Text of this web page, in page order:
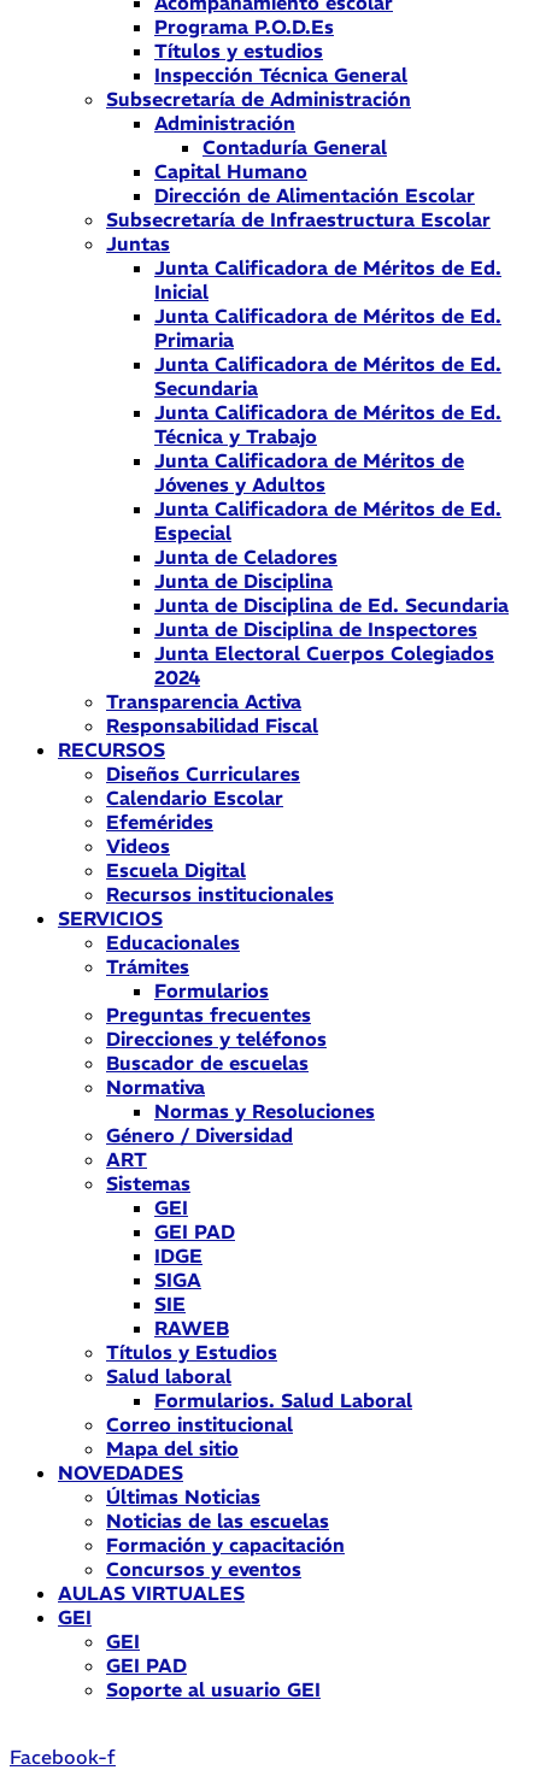
Programa P.O.D.Es
Títulos y estudios
Inspección Técnica General
Subsecretaría de Administración
Administración
Contaduría General
Capital Humano
Dirección de Alimentación Escolar
Subsecretaría de Infraestructura Escolar
Juntas
Junta Calificadora de Méritos de Ed.
Inicial
Junta Calificadora de Méritos de Ed.
Primaria
Junta Calificadora de Méritos de Ed.
Secundaria
Junta Calificadora de Méritos de Ed.
Técnica y Trabajo
Junta Calificadora de Méritos de
Jóvenes y Adultos
Junta Calificadora de Méritos de Ed.
Especial
Junta de Celadores
Junta de Disciplina
Junta de Disciplina de Ed. Secundaria
Junta de Disciplina de Inspectores
Junta Electoral Cuerpos Colegiados
2024
Transparencia Activa
Responsabilidad Fiscal
RECURSOS
Diseños Curriculares
Calendario Escolar
Efemérides
Videos
Escuela Digital
Recursos institucionales
SERVICIOS
Educacionales
Trámites
Formularios
Preguntas frecuentes
Direcciones y teléfonos
Buscador de escuelas
Normativa
Normas y Resoluciones
Género / Diversidad
ART
Sistemas
GEI
GEI PAD
IDGE
SIGA
SIE
RAWEB
Títulos y Estudios
Salud laboral
Formularios. Salud Laboral
Correo institucional
Mapa del sitio
NOVEDADES
Últimas Noticias
Noticias de las escuelas
Formación y capacitación
Concursos y eventos
AULAS VIRTUALES
GEI
GEI
GEI PAD
Soporte al usuario GEI
Facebook-f